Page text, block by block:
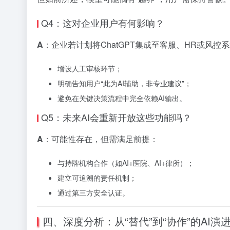
Q4：这对企业用户有何影响？
A ：企业若计划将ChatGPT集成至客服、HR或风控系
增设人工审核环节；
明确告知用户“此为AI辅助，非专业建议”；
避免在关键决策流程中完全依赖AI输出。
Q5：未来AI会重新开放这些功能吗？
A ：可能性存在，但需满足前提：
与持牌机构合作（如AI+医院、AI+律所）；
建立可追溯的责任机制；
通过第三方安全认证。
四、深度分析：从“替代”到“协作”的AI演